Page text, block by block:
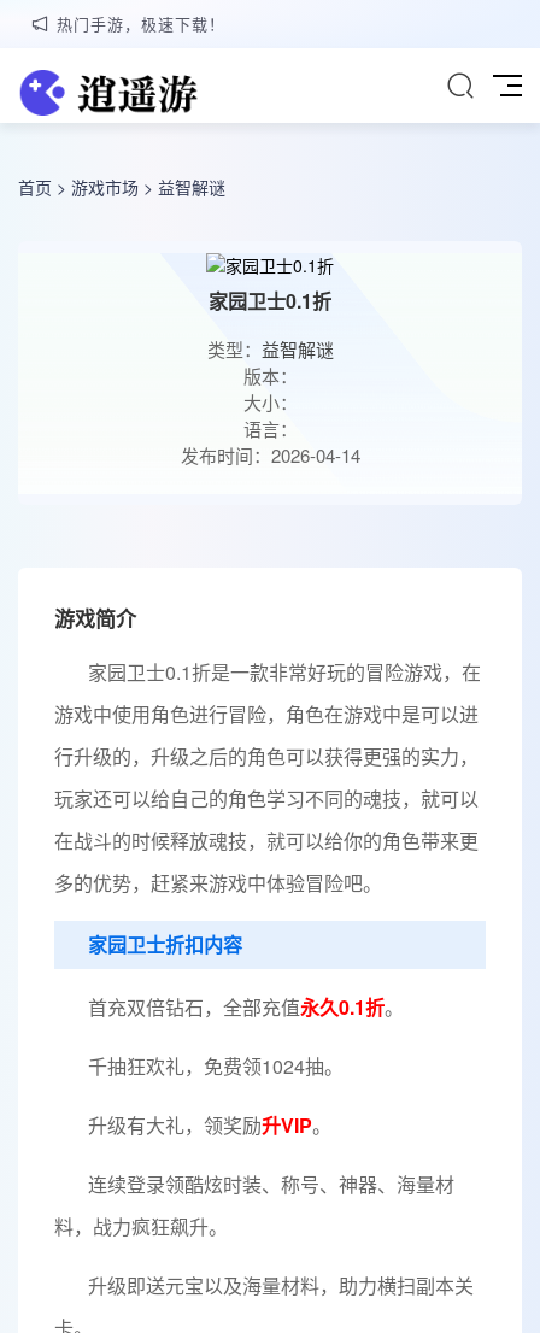
热门手游，极速下载！
首页 > 游戏市场 > 益智解谜
家园卫士0.1折
类型： 益智解谜
版本：
大小：
语言：
发布时间：2026-04-14
游戏简介
家园卫士0.1折是一款非常好玩的冒险游戏，在
游戏中使用角色进行冒险，角色在游戏中是可以进
行升级的，升级之后的角色可以获得更强的实力，
玩家还可以给自己的角色学习不同的魂技，就可以
在战斗的时候释放魂技，就可以给你的角色带来更
多的优势，赶紧来游戏中体验冒险吧。
家园卫士折扣内容
首充双倍钻石，全部充值永久0.1折。
千抽狂欢礼，免费领1024抽。
升级有大礼，领奖励升VIP。
连续登录领酷炫时装、称号、神器、海量材
料，战力疯狂飙升。
升级即送元宝以及海量材料，助力横扫副本关
卡。